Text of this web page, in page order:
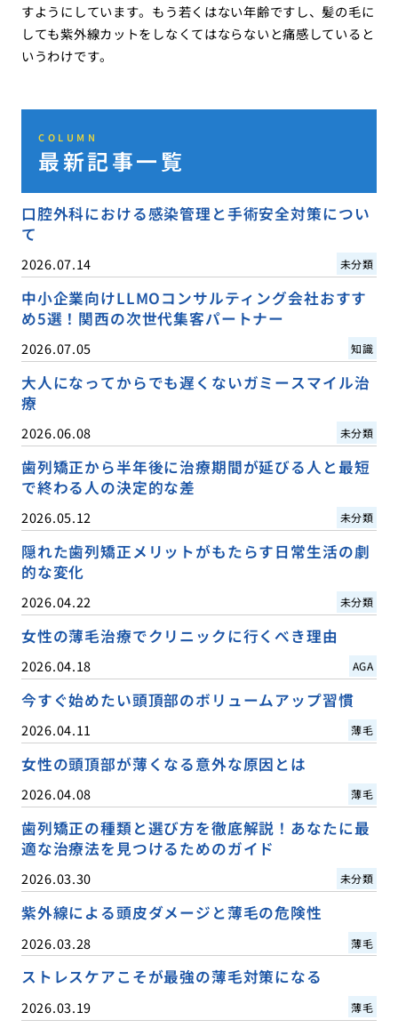
すようにしています。もう若くはない年齢ですし、髪の毛に
しても紫外線カットをしなくてはならないと痛感していると
いうわけです。
COLUMN
最新記事一覧
口腔外科における感染管理と手術安全対策につい
て
2026.07.14 未分類
中小企業向けLLMOコンサルティング会社おすす
め5選！関西の次世代集客パートナー
2026.07.05 知識
大人になってからでも遅くないガミースマイル治
療
2026.06.08 未分類
歯列矯正から半年後に治療期間が延びる人と最短
で終わる人の決定的な差
2026.05.12 未分類
隠れた歯列矯正メリットがもたらす日常生活の劇
的な変化
2026.04.22 未分類
女性の薄毛治療でクリニックに行くべき理由
2026.04.18 AGA
今すぐ始めたい頭頂部のボリュームアップ習慣
2026.04.11 薄毛
女性の頭頂部が薄くなる意外な原因とは
2026.04.08 薄毛
歯列矯正の種類と選び方を徹底解説！あなたに最
適な治療法を見つけるためのガイド
2026.03.30 未分類
紫外線による頭皮ダメージと薄毛の危険性
2026.03.28 薄毛
ストレスケアこそが最強の薄毛対策になる
2026.03.19 薄毛